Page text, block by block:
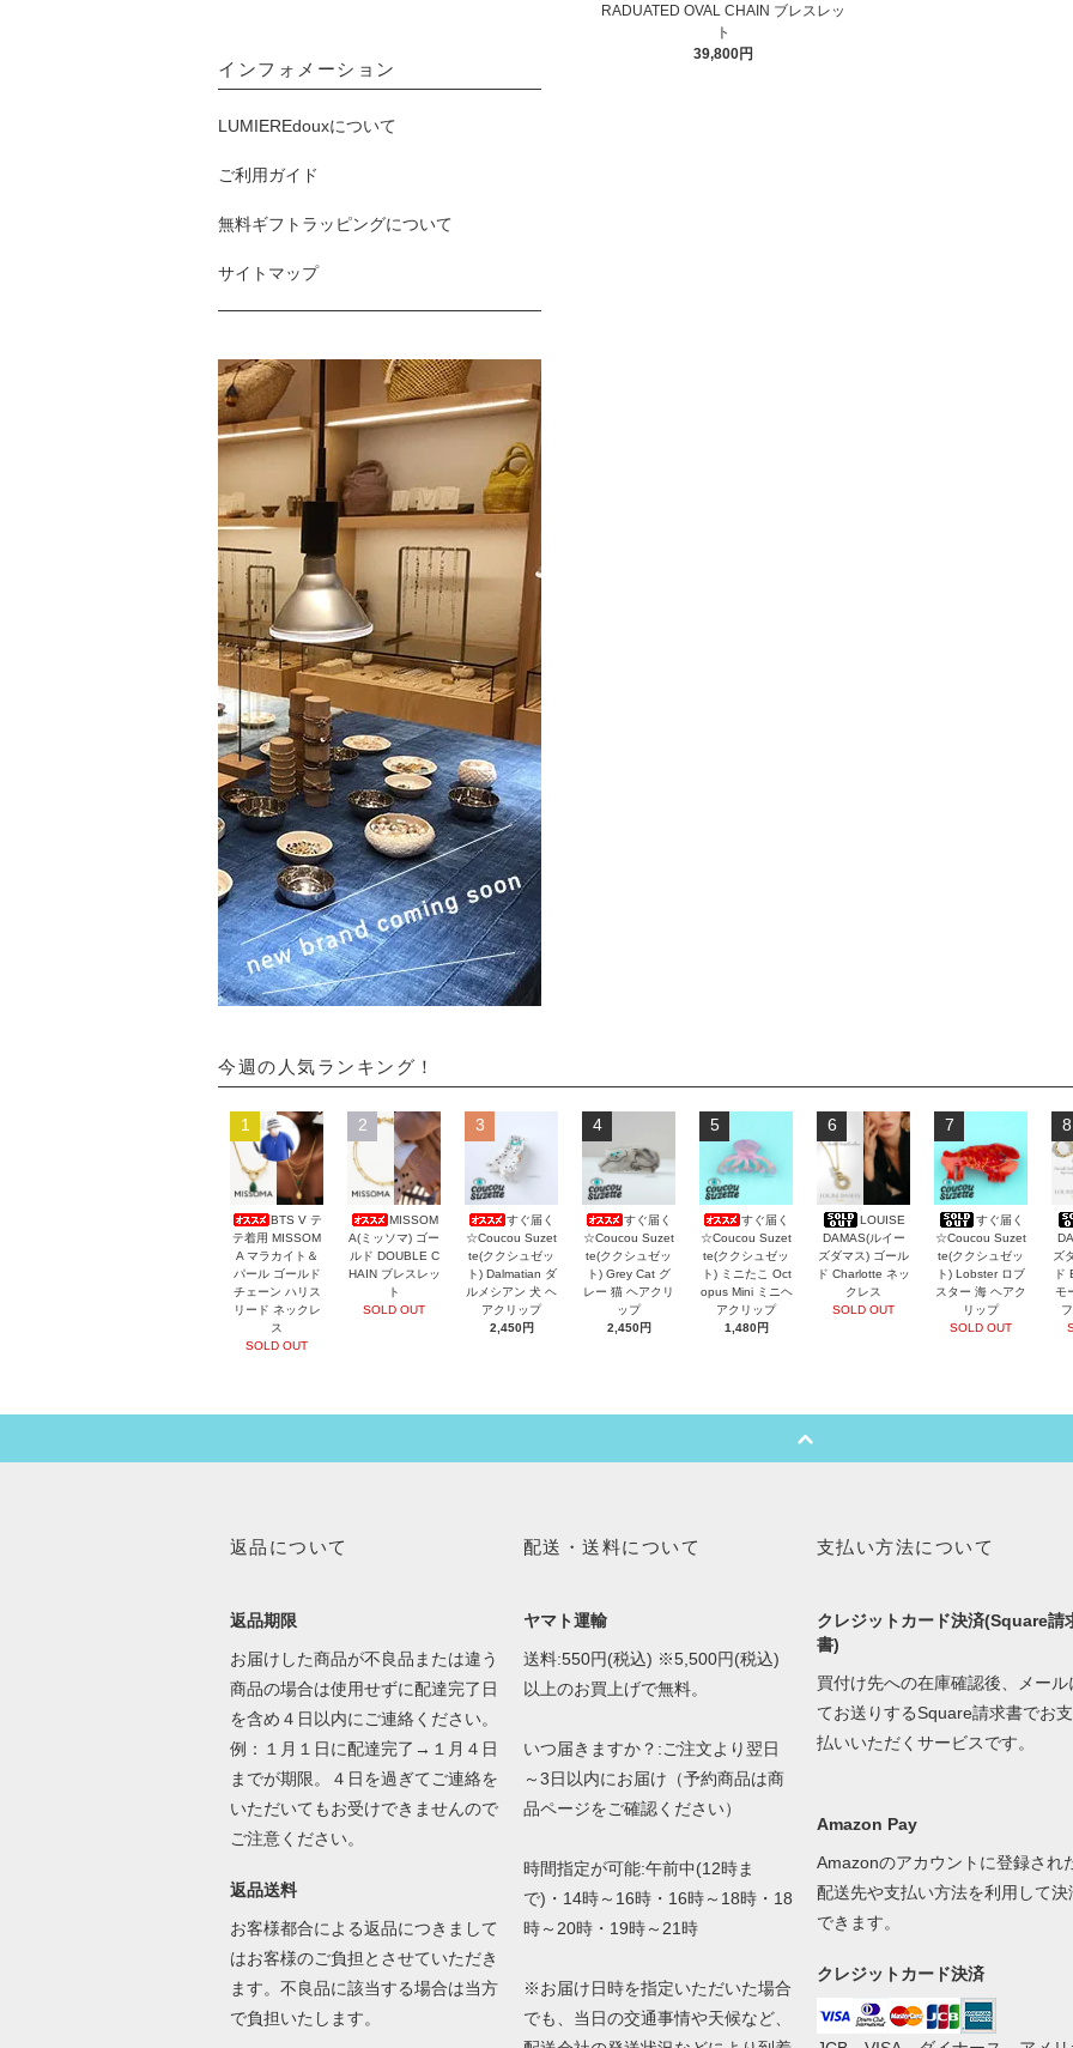
RADUATED OVAL CHAIN ブレスレッ
ト
39,800円
インフォメーション
LUMIEREdouxについて
ご利用ガイド
無料ギフトラッピングについて
サイトマップ
今週の人気ランキング！
1
BTS V テ
テ着用 MISSOM
A マラカイト＆
パール ゴールド
チェーン ハリス
リード ネックレ
ス
SOLD OUT
2
MISSOM
A(ミッソマ) ゴー
ルド DOUBLE C
HAIN ブレスレッ
ト
SOLD OUT
3
すぐ届く
☆Coucou Suzet
te(ククシュゼッ
ト) Dalmatian ダ
ルメシアン 犬 ヘ
アクリップ
2,450円
4
すぐ届く
☆Coucou Suzet
te(ククシュゼッ
ト) Grey Cat グ
レー 猫 ヘアクリ
ップ
2,450円
5
すぐ届く
☆Coucou Suzet
te(ククシュゼッ
ト) ミニたこ Oct
opus Mini ミニヘ
アクリップ
1,480円
6
LOUISE
DAMAS(ルイー
ズダマス) ゴール
ド Charlotte ネッ
クレス
SOLD OUT
7
すぐ届く
☆Coucou Suzet
te(ククシュゼッ
ト) Lobster ロブ
スター 海 ヘアク
リップ
SOLD OUT
8
ズ
ド
モ
返品について
返品期限
お届けした商品が不良品または違う
商品の場合は使用せずに配達完了日
を含め４日以内にご連絡ください。
例：１月１日に配達完了→１月４日
までが期限。４日を過ぎてご連絡を
いただいてもお受けできませんので
ご注意ください。
返品送料
お客様都合による返品につきまして
はお客様のご負担とさせていただき
ます。不良品に該当する場合は当方
で負担いたします。
配送・送料について
ヤマト運輸
送料:550円(税込) ※5,500円(税込)
以上のお買上げで無料。
いつ届きますか？:ご注文より翌日
～3日以内にお届け（予約商品は商
品ページをご確認ください）
時間指定が可能:午前中(12時ま
で)・14時～16時・16時～18時・18
時～20時・19時～21時
※お届け日時を指定いただいた場合
でも、当日の交通事情や天候など、
支払い方法について
クレジットカード決済(Square請
書)
買付け先への在庫確認後、メール
てお送りするSquare請求書でお支
払いいただくサービスです。
Amazon Pay
Amazonのアカウントに登録され
配送先や支払い方法を利用して決
できます。
クレジットカード決済